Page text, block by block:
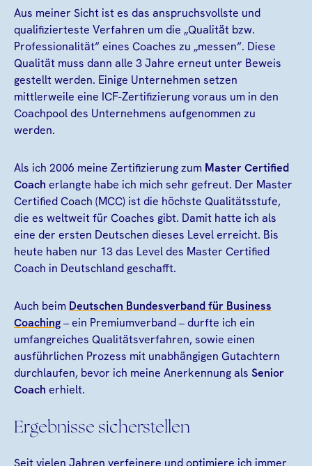
Aus meiner Sicht ist es das anspruchsvollste und
qualifizierteste Verfahren um die „Qualität bzw.
Professionalität“ eines Coaches zu „messen“. Diese
Qualität muss dann alle 3 Jahre erneut unter Beweis
gestellt werden. Einige Unternehmen setzen
mittlerweile eine ICF-Zertifizierung voraus um in den
Coachpool des Unternehmens aufgenommen zu
werden.
Als ich 2006 meine Zertifizierung zum Master Certified
Coach erlangte habe ich mich sehr gefreut. Der Master
Certified Coach (MCC) ist die höchste Qualitätsstufe,
die es weltweit für Coaches gibt. Damit hatte ich als
eine der ersten Deutschen dieses Level erreicht. Bis
heute haben nur 13 das Level des Master Certified
Coach in Deutschland geschafft.
Auch beim Deutschen Bundesverband für Business
Coaching– ein Premiumverband – durfte ich ein
umfangreiches Qualitätsverfahren, sowie einen
ausführlichen Prozess mit unabhängigen Gutachtern
durchlaufen, bevor ich meine Anerkennung als Senior
Coach erhielt.
Ergebnisse sicherstellen
Seit vielen Jahren verfeinere und optimiere ich immer